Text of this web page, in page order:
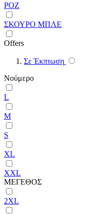
ΡΟΖ
ΣΚΟΥΡΟ ΜΠΛΕ
Offers
Σε Έκπτωση
Νούμερο
L
M
S
XL
XXL
ΜΕΓΕΘΟΣ
2XL